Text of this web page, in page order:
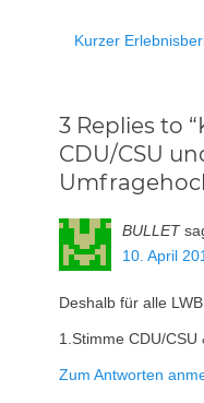
Nächster
Kurzer
3 Replies to
CDU/CSU
BULLET
10. April
Deshalb für alle
1.Stimme CDU/CSU
Zum Antworten